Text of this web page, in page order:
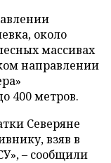
около
массивах
направлении
400 метров.
Северяне
взяв в
– сообщили